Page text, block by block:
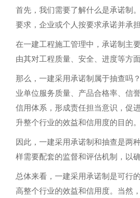
首先，我们需要了解什么是承诺制
要求，企业或个人按要求承诺并承
在一建工程施工管理中，承诺制主
由其对工程质量、安全、进度等方
那么，一建采用承诺制属于抽查吗
业单位服务质量、产品合格率、信
信用体系，形成责任担当意识，促
升整个行业的效益和信用度的目的。
因此，一建采用承诺制和抽查是两
样需要配套的监督和评估机制，以
总体来看，一建采用承诺制是可行
高整个行业的效益和信用度。当然